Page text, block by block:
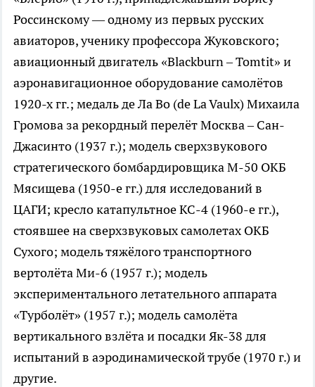
Россинскому — одному из первых русских
авиаторов, ученику профессора Жуковского;
авиационный двигатель «Blackburn – Tomtit» и
аэронавигационное оборудование самолётов
1920-х гг.; медаль де Ла Во (de La Vaulx) Михаила
Громова за рекордный перелёт Москва – Сан-
Джасинто (1937 г.); модель сверхзвукового
стратегического бомбардировщика М-50 ОКБ
Мясищева (1950-е гг.) для исследований в
ЦАГИ; кресло катапультное КС-4 (1960-е гг.),
стоявшее на сверхзвуковых самолетах ОКБ
Сухого; модель тяжёлого транспортного
вертолёта Ми-6 (1957 г.); модель
экспериментального летательного аппарата
«Турболёт» (1957 г.); модель самолёта
вертикального взлёта и посадки Як-38 для
испытаний в аэродинамической трубе (1970 г.) и
другие.